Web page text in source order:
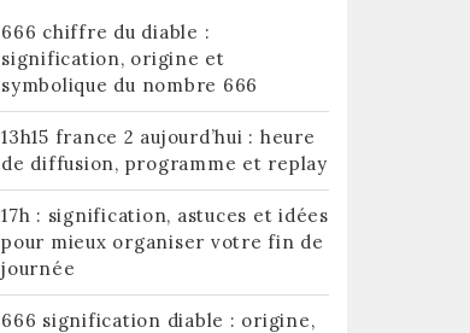
666 chiffre du diable :
signification, origine et
symbolique du nombre 666
13h15 france 2 aujourd’hui : heure
de diffusion, programme et replay
17h : signification, astuces et idées
pour mieux organiser votre fin de
journée
666 signification diable : origine,